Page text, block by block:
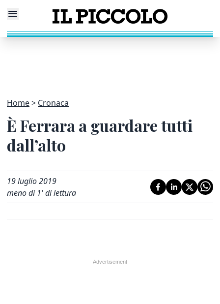
Home Cronaca
È Ferrara a guardare tutti
dall’alto
19 luglio 2019
meno di 1' di lettura